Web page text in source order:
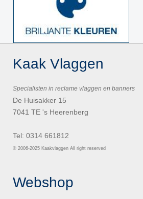
Kaak Vlaggen
Specialisten in reclame vlaggen en banners
De Huisakker 15
7041 TE 's Heerenberg
Tel: 0314 661812
© 2006-2025 Kaakvlaggen All right reserved
Webshop